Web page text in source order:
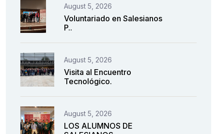
August 5, 2026
Voluntariado en Salesianos
P..
August 5, 2026
Visita al Encuentro
Tecnológico.
August 5, 2026
LOS ALUMNOS DE